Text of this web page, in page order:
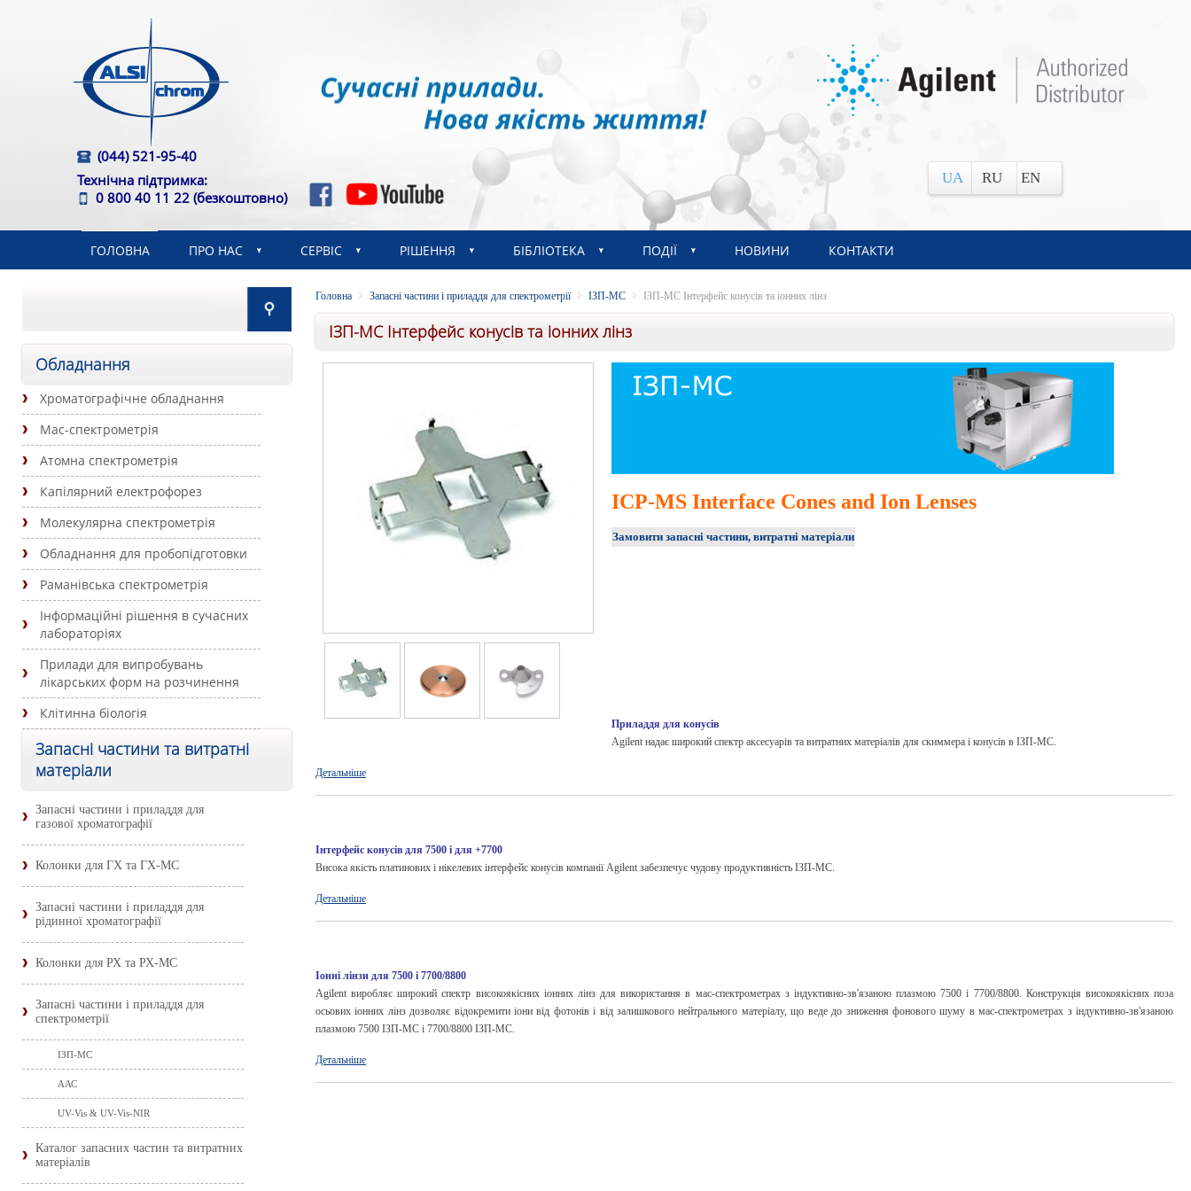
(044) 521-95-40
Технічна підтримка:
0 800 40 11 22 (безкоштовно)
UA RU EN
ГОЛОВНА ПРО НАС СЕРВІС РІШЕННЯ БІБЛІОТЕКА ПОДІЇ НОВИНИ КОНТАКТИ
Головна Запасні частини і приладдя для спектрометрії ІЗП-МС ІЗП-МС Інтерфейс конусів та іонних лінз
ІЗП-МС Інтерфейс конусів та іонних лінз
ICP-MS Interface Cones and Ion Lenses
Замовити запасні частини, витратні матеріали
Приладдя для конусів
Agilent надає широкий спектр аксесуарів та витратних матеріалів для скиммера і конусів в ІЗП-МС.
Детальніше
Інтерфейс конусів для 7500 і для +7700
Висока якість платинових і нікелевих інтерфейс конусів компанії Agilent забезпечує чудову продуктивність ІЗП-МС.
Детальніше
Іонні лінзи для 7500 і 7700/8800
Agilent виробляє широкий спектр високоякісних іонних лінз для використання в мас-спектрометрах з індуктивно-зв'язаною плазмою 7500 і 7700/8800. Конструкція високоякісних поза
осьових іонних лінз дозволяє відокремити іони від фотонів і від залишкового нейтрального матеріалу, що веде до зниження фонового шуму в мас-спектрометрах з індуктивно-зв'язаною
плазмою 7500 ІЗП-МС і 7700/8800 ІЗП-МС.
Детальніше
Обладнання
Хроматографічне обладнання
Мас-спектрометрія
Атомна спектрометрія
Капілярний електрофорез
Молекулярна спектрометрія
Обладнання для пробопідготовки
Раманівська спектрометрія
Інформаційні рішення в сучасних
лабораторіях
Прилади для випробувань
лікарських форм на розчинення
Клітинна біологія
Запасні частини та витратні
матеріали
Запасні частини і приладдя для
газової хроматографії
Колонки для ГХ та ГХ-МС
Запасні частини і приладдя для
рідинної хроматографії
Колонки для РХ та РХ-МС
Запасні частини і приладдя для
спектрометрії
ІЗП-МС
ААС
UV-Vis & UV-Vis-NIR
Каталог запасних частин та витратних
матеріалів